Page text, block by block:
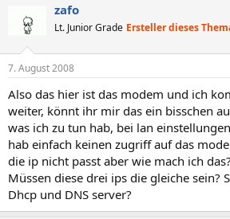
zafo
Lt. Junior Grade Ersteller dieses
7. August 2008
Also das hier ist das modem und ich
weiter, könnt ihr mir das ein bisschen
was ich zu tun hab, bei lan
hab einfach keinen zugriff auf das
die ip nicht passt aber wie mach ich das?
Müssen diese drei ips die gleiche sein?
Dhcp und DNS server?